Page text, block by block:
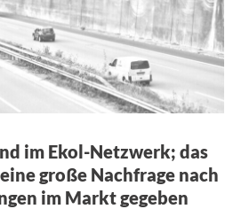
im Ekol-Netzwerk; das
große Nachfrage nach
im Markt gegeben